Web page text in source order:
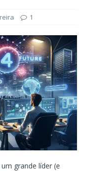
1
grande líder (e